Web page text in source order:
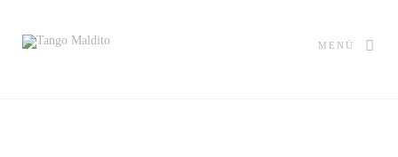
MENÜ